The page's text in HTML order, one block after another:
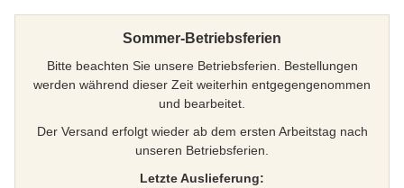
Sommer-Betriebsferien
Bitte beachten Sie unsere Betriebsferien. Bestellungen
werden während dieser Zeit weiterhin entgegengenommen
und bearbeitet.
Der Versand erfolgt wieder ab dem ersten Arbeitstag nach
unseren Betriebsferien.
Letzte Auslieferung: